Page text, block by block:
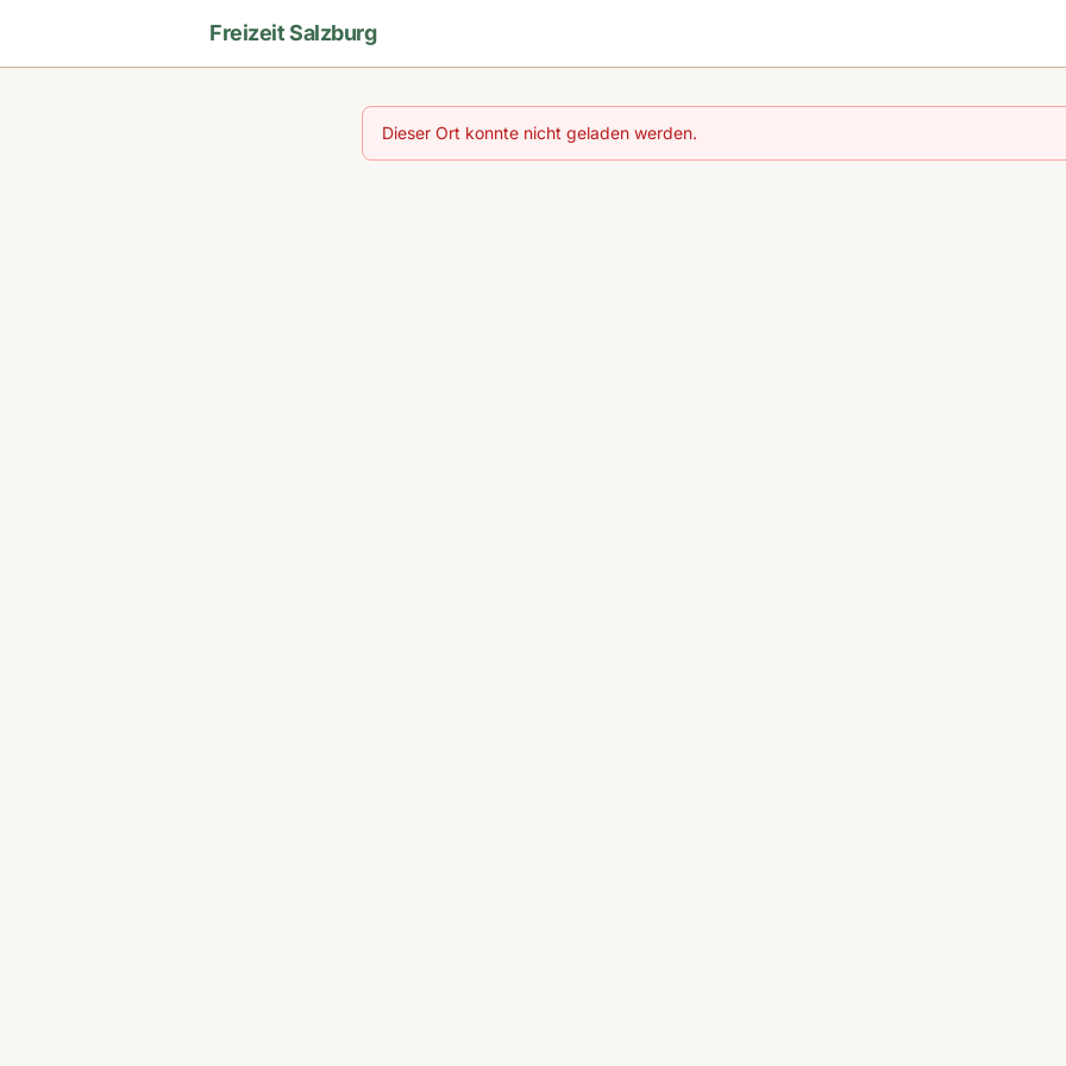
Freizeit Salzburg
Dieser Ort konnte nicht geladen werden.